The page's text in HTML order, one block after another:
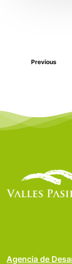
Previous
Agencia de